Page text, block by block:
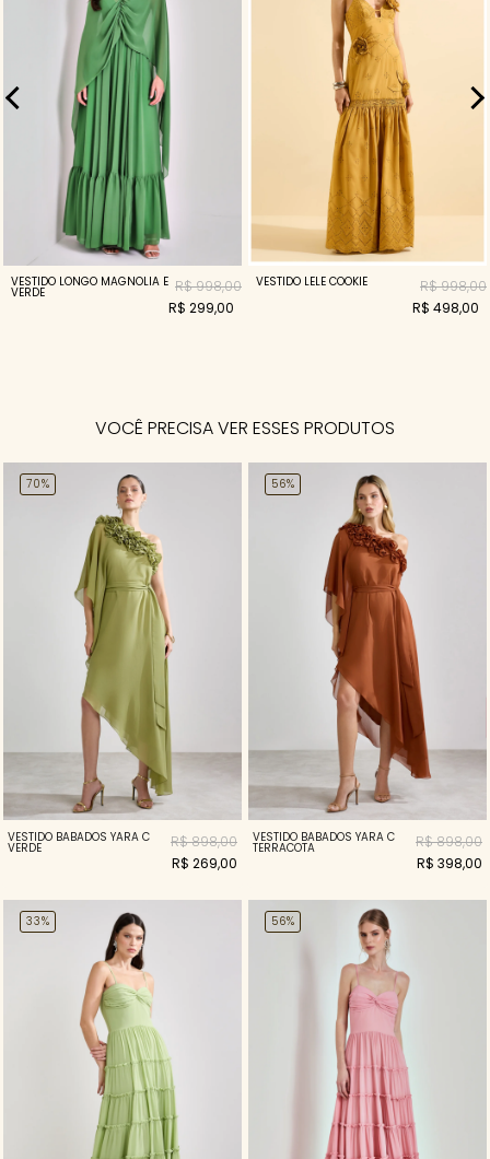
VESTIDO LONGO MAGNOLIA E
VERDE
R$ 998,00
R$ 299,00
VESTIDO LELE COOKIE
R$ 998,00
R$ 498,00
VOCÊ PRECISA VER ESSES PRODUTOS
70%
VESTIDO BABADOS YARA C
VERDE
R$ 898,00
R$ 269,00
56%
VESTIDO BABADOS YARA C
TERRACOTA
R$ 898,00
R$ 398,00
33% 56%